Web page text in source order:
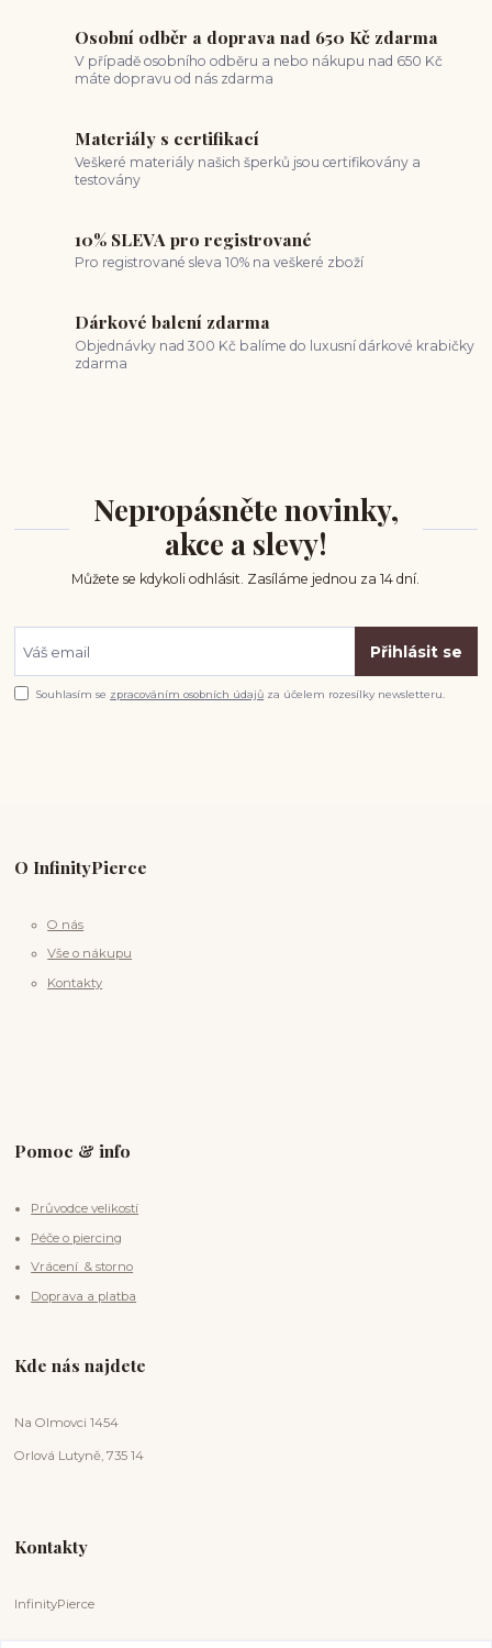
Osobní odběr a doprava nad 650 Kč zdarma
V případě osobního odběru a nebo nákupu nad 650 Kč
máte dopravu od nás zdarma
Materiály s certifikací
Veškeré materiály našich šperků jsou certifikovány a
testovány
10% SLEVA pro registrované
Pro registrované sleva 10% na veškeré zboží
Dárkové balení zdarma
Objednávky nad 300 Kč balíme do luxusní dárkové krabičky
zdarma
Nepropásněte novinky,
akce a slevy!
Můžete se kdykoli odhlásit. Zasíláme jednou za 14 dní.
Přihlásit se
Souhlasím se zpracováním osobních údajů za účelem rozesílky newsletteru.
O InfinityPierce
O nás
Vše o nákupu
Kontakty
Pomoc & info
Průvodce velikostí
Péče o piercing
Vrácení & storno
Doprava a platba
Kde nás najdete
Na Olmovci 1454
Orlová Lutyně, 735 14
Kontakty
InfinityPierce